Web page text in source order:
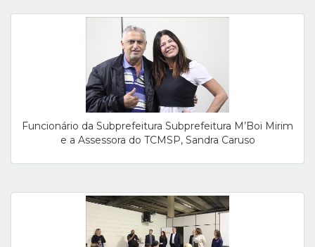
Funcionário da Subprefeitura Subprefeitura M’Boi Mirim
e a Assessora do TCMSP, Sandra Caruso